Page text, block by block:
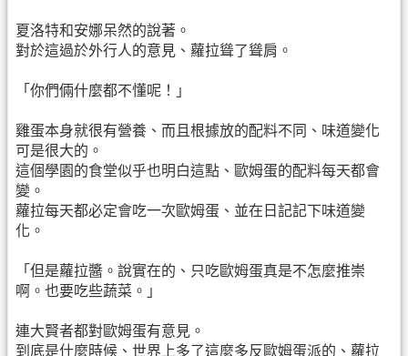
夏洛特和安娜呆然的說著。
對於這過於外行人的意見、蘿拉聳了聳肩。
「你們倆什麼都不懂呢！」
雞蛋本身就很有營養、而且根據放的配料不同、味道變化
可是很大的。
這個學園的食堂似乎也明白這點、歐姆蛋的配料每天都會
變。
蘿拉每天都必定會吃一次歐姆蛋、並在日記記下味道變
化。
「但是蘿拉醬。說實在的、只吃歐姆蛋真是不怎麼推崇
啊。也要吃些蔬菜。」
連大賢者都對歐姆蛋有意見。
到底是什麼時候、世界上多了這麼多反歐姆蛋派的、蘿拉